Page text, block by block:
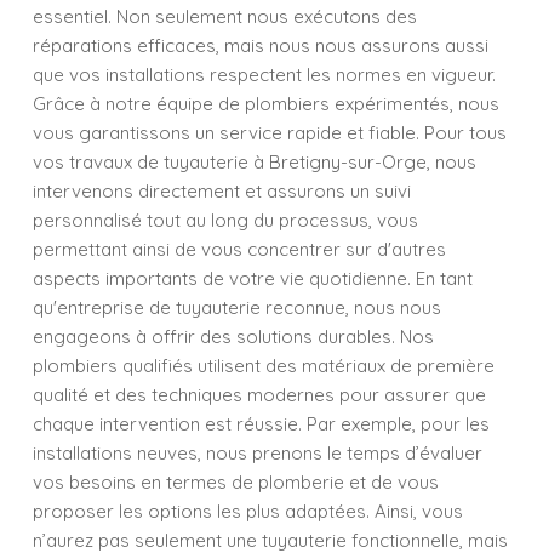
essentiel. Non seulement nous exécutons des
réparations efficaces, mais nous nous assurons aussi
que vos installations respectent les normes en vigueur.
Grâce à notre équipe de plombiers expérimentés, nous
vous garantissons un service rapide et fiable. Pour tous
vos travaux de tuyauterie à Bretigny-sur-Orge, nous
intervenons directement et assurons un suivi
personnalisé tout au long du processus, vous
permettant ainsi de vous concentrer sur d'autres
aspects importants de votre vie quotidienne. En tant
qu'entreprise de tuyauterie reconnue, nous nous
engageons à offrir des solutions durables. Nos
plombiers qualifiés utilisent des matériaux de première
qualité et des techniques modernes pour assurer que
chaque intervention est réussie. Par exemple, pour les
installations neuves, nous prenons le temps d’évaluer
vos besoins en termes de plomberie et de vous
proposer les options les plus adaptées. Ainsi, vous
n’aurez pas seulement une tuyauterie fonctionnelle, mais